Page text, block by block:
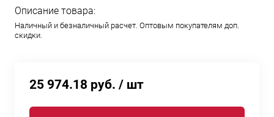
Описание товара:
Наличный и безналичный расчет. Оптовым покупателям доп.
скидки.
25 974.18 руб. / шт